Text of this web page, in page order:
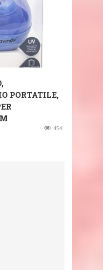
PORTATILE,
454